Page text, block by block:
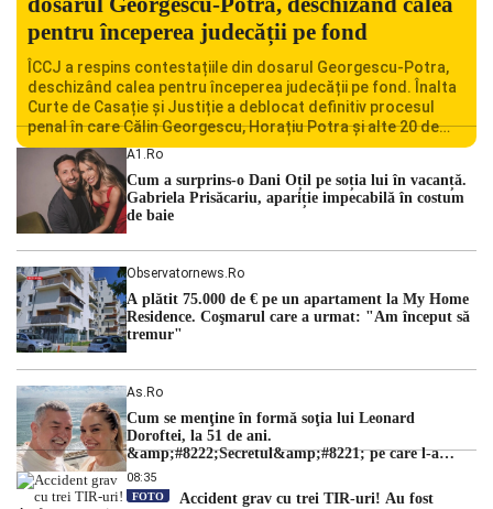
pentru începerea judecății pe fond
ÎCCJ a respins contestațiile din dosarul Georgescu-Potra,
deschizând calea pentru începerea judecății pe fond. Înalta
Curte de Casație și Justiție a deblocat definitiv procesul
penal în care Călin Georgescu, Horațiu Potra și alte 20 de
persoane sunt acuzați de acțiuni îndreptate împotriva
ordinii constituționale. În ședința din camera preliminară,
judecătorii de la instanța supremă au […]
A1.ro
Cum a surprins-o Dani Oțil pe soția lui în vacanță.
Gabriela Prisăcariu, apariție impecabilă în costum
de baie
Observatornews.ro
A plătit 75.000 de € pe un apartament la My Home
Residence. Coşmarul care a urmat: "Am început să
tremur"
As.ro
Cum se menţine în formă soţia lui Leonard
Doroftei, la 51 de ani.
&amp;#8222;Secretul&amp;#8221; pe care l-a
dezvăluit
08:35
FOTO
Accident grav cu trei TIR-uri! Au fost